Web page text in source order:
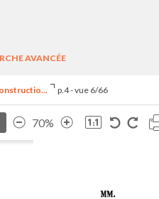
AVANCÉE
p.4 - vue 6/66
70%